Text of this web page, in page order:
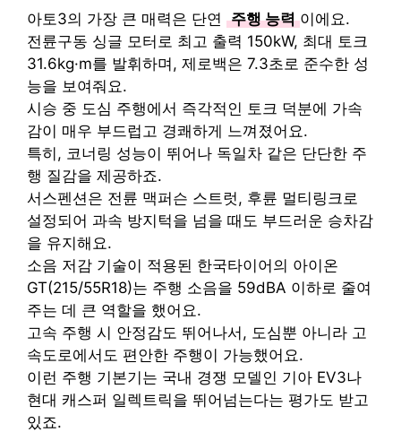
아토3의 가장 큰 매력은 단연 주행 능력 이에요.
전륜구동 싱글 모터로 최고 출력 150kW, 최대 토크
31.6kg·m를 발휘하며, 제로백은 7.3초로 준수한 성
능을 보여줘요.
시승 중 도심 주행에서 즉각적인 토크 덕분에 가속
감이 매우 부드럽고 경쾌하게 느껴졌어요.
특히, 코너링 성능이 뛰어나 독일차 같은 단단한 주
행 질감을 제공하죠.
서스펜션은 전륜 맥퍼슨 스트럿, 후륜 멀티링크로
설정되어 과속 방지턱을 넘을 때도 부드러운 승차감
을 유지해요.
소음 저감 기술이 적용된 한국타이어의 아이온
GT(215/55R18)는 주행 소음을 59dBA 이하로 줄여
주는 데 큰 역할을 했어요.
고속 주행 시 안정감도 뛰어나서, 도심뿐 아니라 고
속도로에서도 편안한 주행이 가능했어요.
이런 주행 기본기는 국내 경쟁 모델인 기아 EV3나
현대 캐스퍼 일렉트릭을 뛰어넘는다는 평가도 받고
있죠.